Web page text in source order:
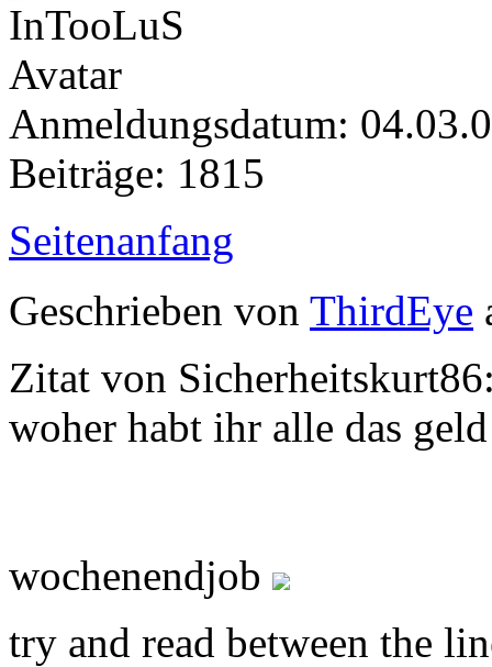
Anmeldungsdatum:
Beiträge: 1815
Seitenanfang
Geschrieben von ThirdEye
Zitat von
woher habt ihr alle das
wochenendjob
try and read between the